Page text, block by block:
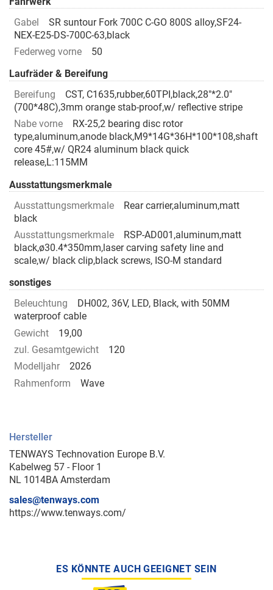
Gabel
SR suntour Fork 700C C-GO 800S alloy,SF24-
NEX-E25-DS-700C-63,black
Federweg vorne
50
Laufräder & Bereifung
Bereifung
CST, C1635,rubber,60TPI,black,28"*2.0"
(700*48C),3mm orange stab-proof,w/ reflective stripe
Nabe vorne
RX-25,2 bearing disc rotor
type,aluminum,anode black,M9*14G*36H*100*108,shaft
core 45#,w/ QR24 aluminum black quick
release,L:115MM
Ausstattungsmerkmale
Ausstattungsmerkmale
Rear carrier,aluminum,matt
black
Ausstattungsmerkmale
RSP-AD001,aluminum,matt
black,ø30.4*350mm,laser carving safety line and
scale,w/ black clip,black screws, ISO-M standard
sonstiges
Beleuchtung
DH002, 36V, LED, Black, with 50MM
waterproof cable
Gewicht
19,00
zul. Gesamtgewicht
120
Modelljahr
2026
Rahmenform
Wave
Hersteller
TENWAYS Technovation Europe B.V.
Kabelweg 57 - Floor 1
NL 1014BA Amsterdam
sales@tenways.com
https://www.tenways.com/
ES KÖNNTE AUCH GEEIGNET SEIN